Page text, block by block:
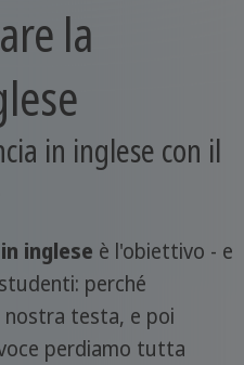
la
in inglese con il
inglese è l'obiettivo - e
perché
nostra testa, e poi
perdiamo tutta